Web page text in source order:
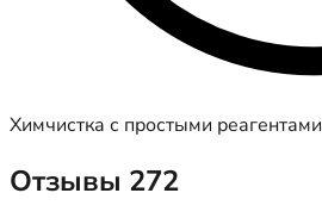
Химчистка с простыми реагентами
Отзывы 272